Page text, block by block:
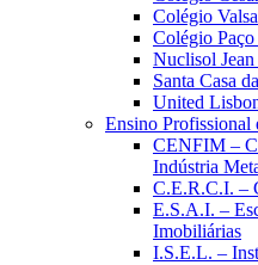
Colégio
Colégio
Nuclisol Jean
Santa Casa
United
Ensino Profissional
CENFIM –
Indústria
C.E.R.C.I. –
E.S.A.I. –
Imobiliárias
I.S.E.L. –